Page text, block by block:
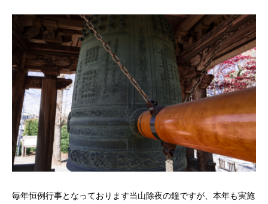
毎年恒例行事となっております当山除夜の鐘ですが、本年も実施